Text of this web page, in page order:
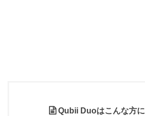
Qubii Duoはこんな方